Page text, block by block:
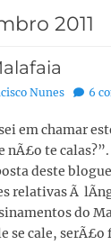
2011
Nunes 6
em chamar
nÃ£o te
deste
relativas Ã
do
se cale, serÃ£o